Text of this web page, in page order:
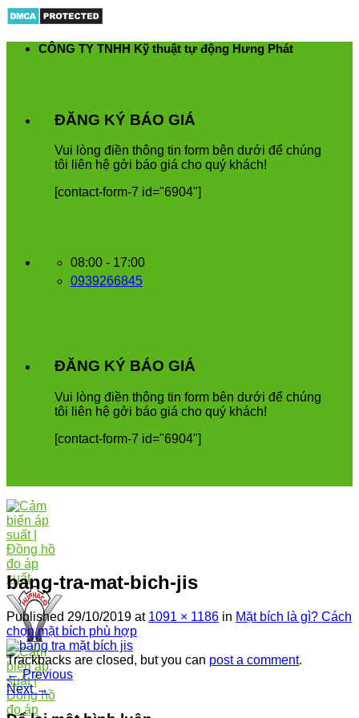
content
CÔNG TY TNHH Kỹ thuật tự động Hưng Phát
ĐĂNG KÝ BÁO GIÁ
Vui òng điền thông tin form bên dưới để chúng
tôi liên hệ gởi báo giá cho quý khách!
[contact-form-7 id="6904"]
08:00 - 17:00
0939266845
ĐĂNG KÝ BÁO GIÁ
Vui òng điền thông tin form bên dưới để chúng
tôi liên hệ gởi báo giá cho quý khách!
[contact-form-7 id="6904"]
bang-tra-mat-bich-jis
Published 29/10/2019 at 1091 × 1186 in Mặt bích là gì? Cách
chọn mặt bích phù hợp
Trackbacks are closed, but you can post a comment.
←Previous
Next→